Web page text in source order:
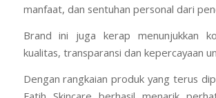
manfaat, dan sentuhan personal dari
Brand ini juga kerap menunjukkan
kualitas, transparansi dan kepercayaan
Dengan rangkaian produk yang terus